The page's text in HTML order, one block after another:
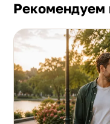
Рекомендуем